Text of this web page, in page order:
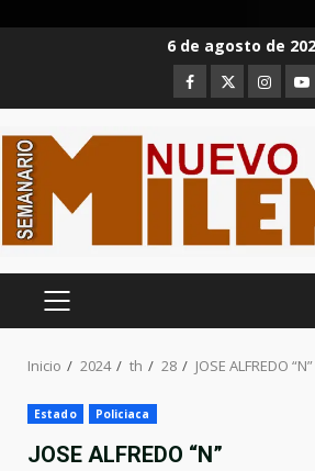
6 de agosto de
Facebook
Twitter
MENÚ
Inicio 2024 th 28 JOSE ALFREDO “N”
Estado Policiaca
JOSE ALFREDO “N”